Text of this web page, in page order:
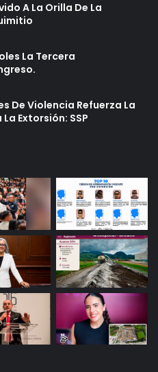
A La Orilla De La
La Tercera
De Violencia Refuerza La
Extorsión: SSP